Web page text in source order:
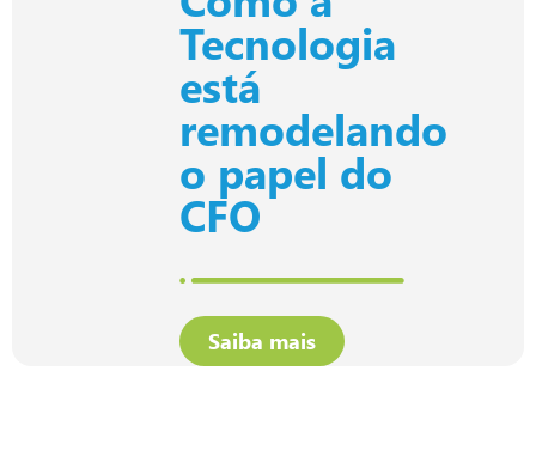
Tecnologia
está
remodelando
o papel do
CFO
Saiba mais